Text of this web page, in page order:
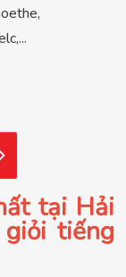
tại Hải
tiếng